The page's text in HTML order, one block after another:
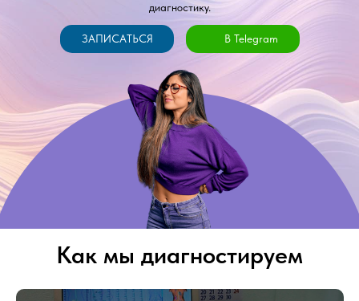
диагностику.
ЗАПИСАТЬСЯ В Telegram
Как мы диагностируем